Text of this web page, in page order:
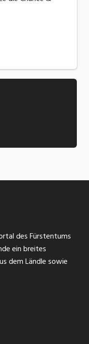
des Fürstentums
ein breites
dem Ländle sowie